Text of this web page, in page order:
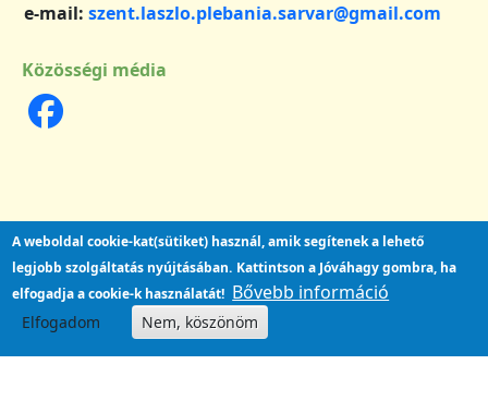
e-mail: szent.laszlo.plebania.sarvar@gmail.com
Közösségi média
A weboldal cookie-kat(sütiket) használ, amik segítenek a lehető
legjobb szolgáltatás nyújtásában. Kattintson a Jóváhagy gombra, ha
elfogadja a cookie-k használatát! Bővebb információ
Elfogadom Nem, köszönöm